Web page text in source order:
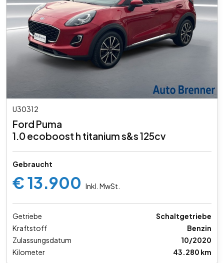
U30312
Ford Puma
1.0 ecoboost h titanium s&s 125cv
Gebraucht
€ 13.900 Inkl. MwSt.
Getriebe
Schaltgetriebe
Kraftstoff
Benzin
Zulassungsdatum
10/2020
Kilometer
43.280 km